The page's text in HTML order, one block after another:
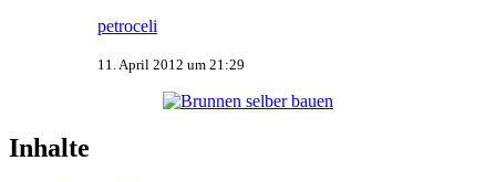
petroceli
11. April 2012 um 21:29
Inhalte